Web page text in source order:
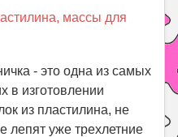
массы для
- это одна из самых
в изготовлении
из пластилина, не
лепят уже трехлетние